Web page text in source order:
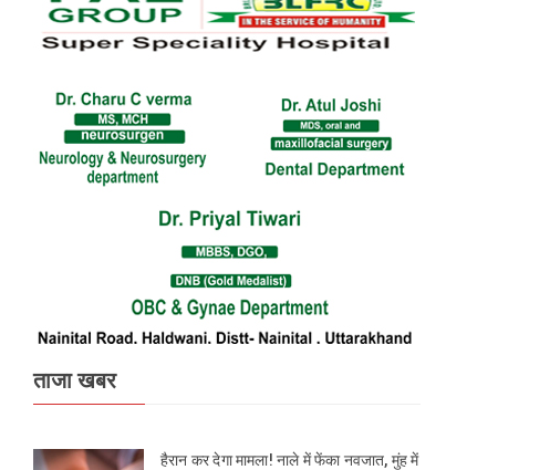
ताजा खबर
हैरान कर देगा मामला! नाले में फेंका नवजात, मुंह में